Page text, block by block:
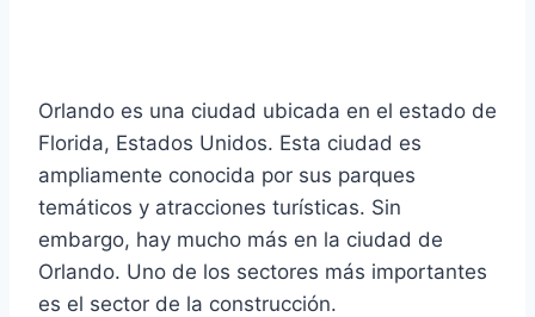
Orlando es una ciudad ubicada en el estado de
Florida, Estados Unidos. Esta ciudad es
ampliamente conocida por sus parques
temáticos y atracciones turísticas. Sin
embargo, hay mucho más en la ciudad de
Orlando. Uno de los sectores más importantes
es el sector de la construcción.